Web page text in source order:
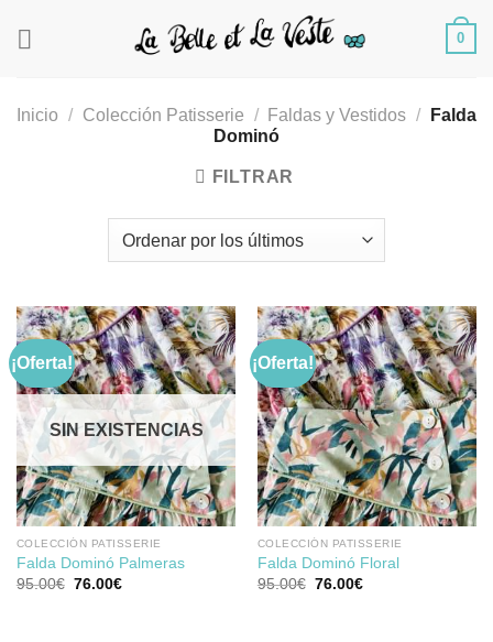
0
Inicio / Colección Patisserie / Faldas y Vestidos /
Falda
Dominó
FILTRAR
¡Oferta!
Añadir
a la
lista de
deseos
SIN EXISTENCIAS
COLECCIÓN PATISSERIE
Falda Dominó Palmeras
95.00€ El
76.00€El
¡Oferta!
Añadir
a la
lista de
deseos
COLECCIÓN PATISSERIE
Falda Dominó Floral
95.00€ El
76.00€El